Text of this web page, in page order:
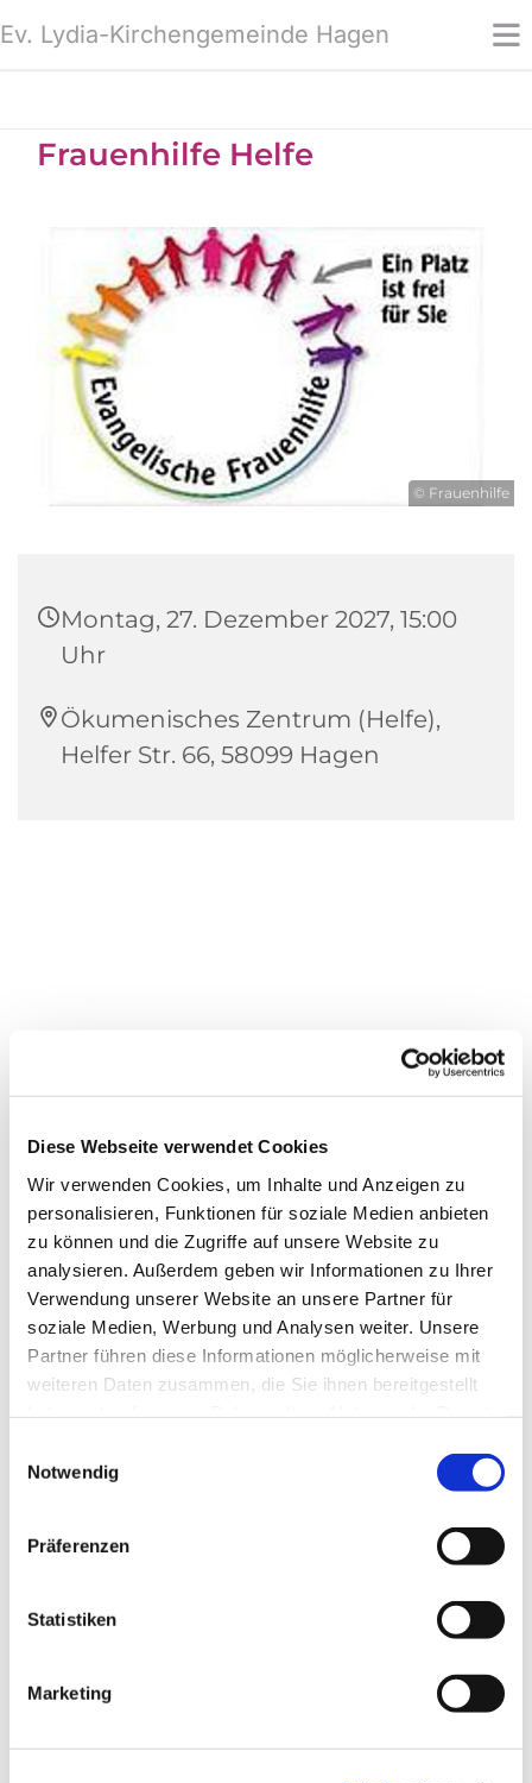
Diese Webseite verwendet Cookies
Wir verwenden Cookies, um Inhalte und Anzeigen zu
personalisieren, Funktionen für soziale Medien anbieten
zu können und die Zugriffe auf unsere Website zu
analysieren. Außerdem geben wir Informationen zu Ihrer
Verwendung unserer Website an unsere Partner für
soziale Medien, Werbung und Analysen weiter. Unsere
Partner führen diese Informationen möglicherweise mit
weiteren Daten zusammen, die Sie ihnen bereitgestellt
Notwendig
Präferenzen
Statistiken
Marketing
Ev. Lydia-Kirchengemeinde Hagen
Frauenhilfe Helfe
© Frauenhilfe
Montag, 27. Dezember 2027, 15:00
Uhr
Ökumenisches Zentrum (Helfe),
Helfer Str. 66, 58099 Hagen
Dies könnte Sie auch
interessieren